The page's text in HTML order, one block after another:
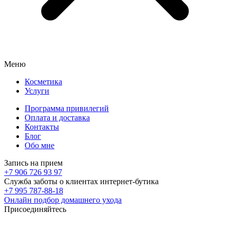
Меню
Косметика
Услуги
Программа привилегий
Оплата и доставка
Контакты
Блог
Обо мне
Запись на прием
+7 906 726 93 97
Служба заботы о клиентах интернет-бутика
+7 995 787-88-18
Онлайн подбор домашнего ухода
Присоединяйтесь